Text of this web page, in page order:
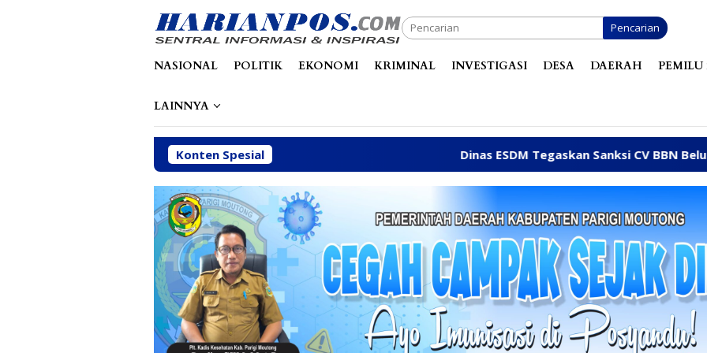
Pencarian
NASIONAL POLITIK EKONOMI KRIMINAL INVESTIGASI DESA DAERAH PEMILU
LAINNYA
Konten Spesial Dinas ESDM Tegaskan Sanksi CV BBN Belum Dicabut, Masih